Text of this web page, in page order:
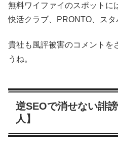
無料ワイファイのスポットに
快活クラブ、PRONTO、スタ
貴社も風評被害のコメントを
うね。
逆SEOで消せない誹
人】